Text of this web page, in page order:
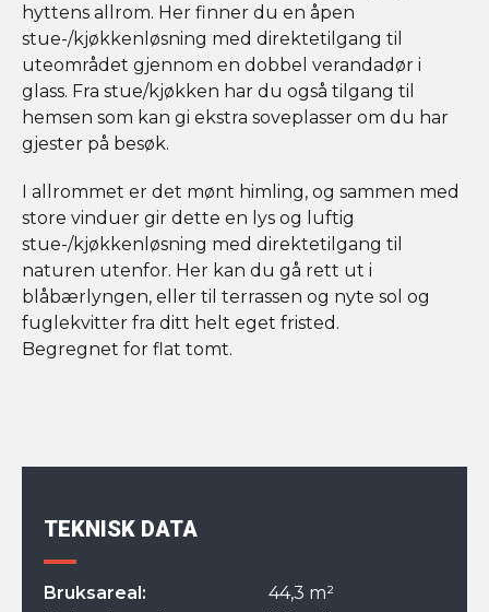
hyttens allrom. Her finner du en åpen
stue-/kjøkkenløsning med direktetilgang til
uteområdet gjennom en dobbel verandadør i
glass. Fra stue/kjøkken har du også tilgang til
hemsen som kan gi ekstra soveplasser om du har
gjester på besøk.
I allrommet er det mønt himling, og sammen med
store vinduer gir dette en lys og luftig
stue-/kjøkkenløsning med direktetilgang til
naturen utenfor. Her kan du gå rett ut i
blåbærlyngen, eller til terrassen og nyte sol og
fuglekvitter fra ditt helt eget fristed.
Begregnet for flat tomt.
TEKNISK DATA
Bruksareal:
44,3 m²